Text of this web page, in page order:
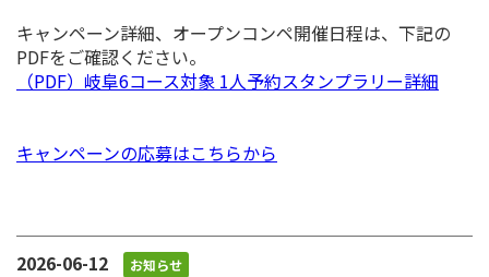
キャンペーン詳細、オープンコンペ開催日程は、下記の
PDFをご確認ください。
（PDF）岐阜6コース対象 1人予約スタンプラリー詳細
キャンペーンの応募はこちらから
2026-06-12 お知らせ